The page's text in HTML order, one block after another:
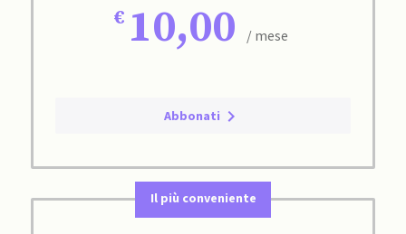
10,00 / mese
Abbonati
Il più conveniente